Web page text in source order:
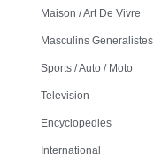
Maison / Art De Vivre
Masculins Generalistes
Sports / Auto / Moto
Television
Encyclopedies
International